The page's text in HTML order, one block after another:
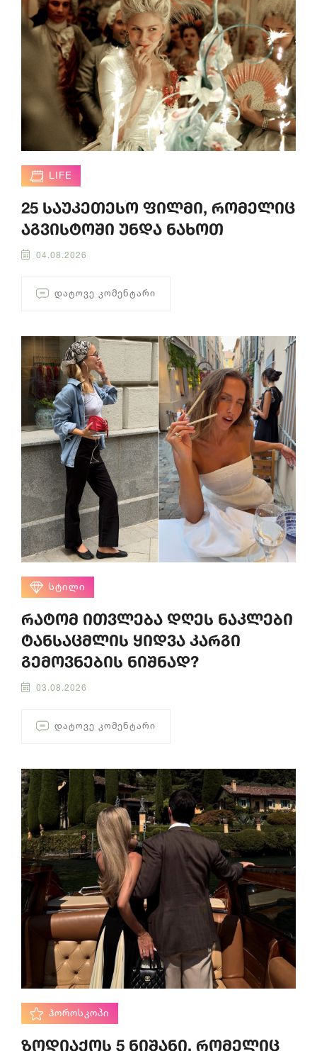
LIFE
25 საუკეთესო ფილმი, რომელიც
აგვისტოში უნდა ნახოთ
04.08.2026
ᲓᲐᲢᲝᲕᲔ ᲙᲝᲛᲔᲜᲢᲐᲠᲘ
ᲡᲢᲘᲚᲘ
რატომ ითვლება დღეს ნაკლები
ტანსაცმლის ყიდვა კარგი
გემოვნების ნიშნად?
03.08.2026
ᲓᲐᲢᲝᲕᲔ ᲙᲝᲛᲔᲜᲢᲐᲠᲘ
ᲰᲝᲠᲝᲡᲙᲝᲞᲘ
ზოდიაქოს 5 ნიშანი, რომელიც